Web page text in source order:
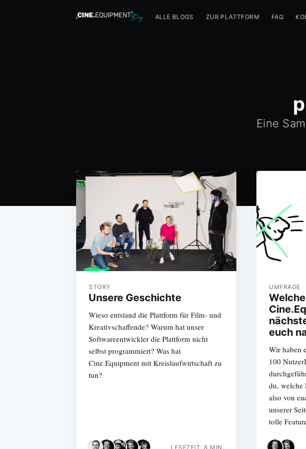
ALLE BLOGS ZUR PLATTFORM FAQ
Eine
STORY
Unsere Geschichte
Wieso entstand die Plattform für Film- und
Kreativschaffende? Warum hat unser
Softwareentwickler die Plattform nicht
selbst programmiert? Was hat
Cine.Equipment mit Kreislaufwirtschaft zu
tun?
LESEZEIT: 8 MIN.
UMFRAGE
euch
Wir haben
100
du, welche
also von
unserer
tolle